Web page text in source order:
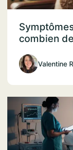
combien
Valentine